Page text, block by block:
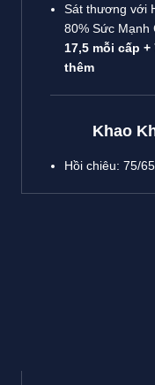
Sát thương với
80% Sức Mạnh
17,5 mỗi cấp
thêm
Khao
Hồi chiêu: 75/